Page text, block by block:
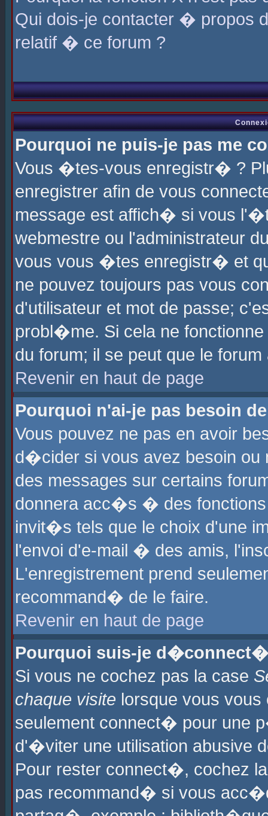
Qui dois-je contacter � propos
relatif � ce forum ?
Pourquoi ne puis-je pas me
Vous �tes-vous enregistr� ?
enregistrer afin de vous
message est affich� si vous
webmestre ou l'administrateur
vous vous �tes enregistr� et
ne pouvez toujours pas vous
d'utilisateur et mot de passe;
probl�me. Si cela ne
du forum; il se peut que le
Revenir en haut de page
Pourquoi n'ai-je pas besoin
Vous pouvez ne pas en avoir
d�cider si vous avez besoin ou
des messages sur certains
donnera acc�s � des fonctions
invit�s tels que le choix d'une
l'envoi d'e-mail � des amis,
L'enregistrement prend
recommand� de le faire.
Revenir en haut de page
Pourquoi suis-je
Si vous ne cochez pas la case
chaque visite lorsque vous
seulement connect� pour une
d'�viter une utilisation abusive
Pour rester connect�, cochez
pas recommand� si vous